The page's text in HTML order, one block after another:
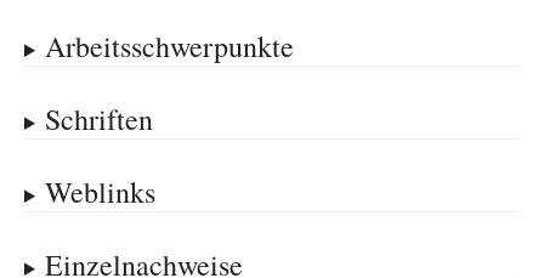
Arbeitsschwerpunkte
Schriften
Weblinks
Einzelnachweise